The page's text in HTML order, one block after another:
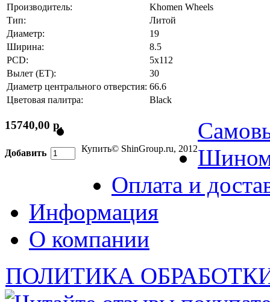
Производитель:
Khomen Wheels
Тип:
Литой
Диаметр:
19
Ширина:
8.5
PCD:
5x112
Вылет (ET):
30
Диаметр центрального отверстия: 66.6
Цветовая палитра:
Black
15740,00 р.
Добавить Купить© ShinGroup.ru, 2012
Оплата и
Информация
О компании
ПОЛИТИКА